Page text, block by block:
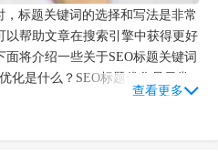
标题关键词的选择和写法是非常
以帮助文章在搜索引擎中获得更好
将介绍一些关于SEO标题关键词
化是什么？SEO标题优化是日常
查看更多